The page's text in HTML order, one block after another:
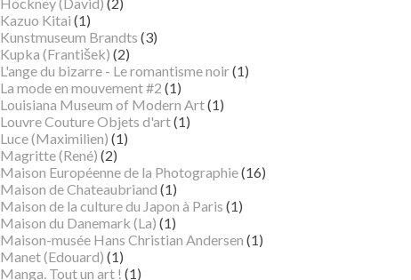
Kazuo Kitai (1)
Kunstmuseum Brandts (3)
Kupka (František) (2)
L'ange du bizarre - Le romantisme noir(1)
La mode en mouvement #2 (1)
Louisiana Museum of Modern Art(1)
Louvre Couture Objets d'art(1)
Luce (Maximilien) (1)
Magritte (René) (2)
Maison Européenne de la Photographie(16)
Maison de Chateaubriand (1)
Maison de la culture du Japon à Paris (1)
Maison du Danemark (La) (1)
Maison-musée Hans Christian Andersen (1)
Manet (Edouard) (1)
Manga. Tout un art ! (1)